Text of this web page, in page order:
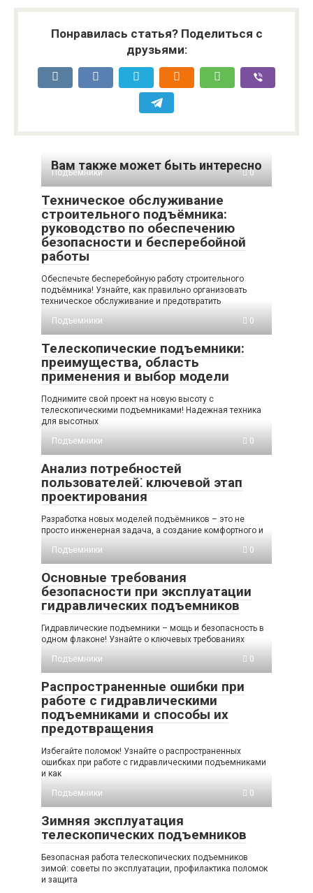
Понравилась статья? Поделиться с
друзьями:
Вам также может быть интересно
Подъемники 0
Техническое обслуживание
строительного подъёмника:
руководство по обеспечению
безопасности и бесперебойной
работы
Обеспечьте бесперебойную работу строительного
подъёмника! Узнайте, как правильно организовать
техническое обслуживание и предотвратить
Подъемники
0
Телескопические подъемники:
преимущества, область
применения и выбор модели
Поднимите свой проект на новую высоту с
телескопическими подъемниками! Надежная техника
для высотных
Подъемники
0
Анализ потребностей
пользователей⁚ ключевой этап
проектирования
Разработка новых моделей подъёмников – это не
просто инженерная задача, а создание комфортного и
Подъемники
0
Основные требования
безопасности при эксплуатации
гидравлических подъемников
Гидравлические подъемники – мощь и безопасность в
одном флаконе! Узнайте о ключевых требованиях
Подъемники
0
Распространенные ошибки при
работе с гидравлическими
подъемниками и способы их
предотвращения
Избегайте поломок! Узнайте о распространенных
ошибках при работе с гидравлическими подъемниками
и как
Подъемники
0
Зимняя эксплуатация
телескопических подъемников
Безопасная работа телескопических подъемников
зимой: советы по эксплуатации, профилактика поломок
и защита